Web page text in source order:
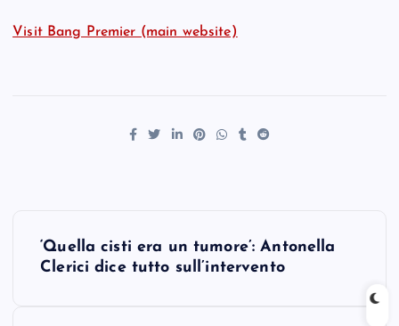
Visit Bang Premier (main website)
‘Quella cisti era un tumore’: Antonella
Clerici dice tutto sull’intervento